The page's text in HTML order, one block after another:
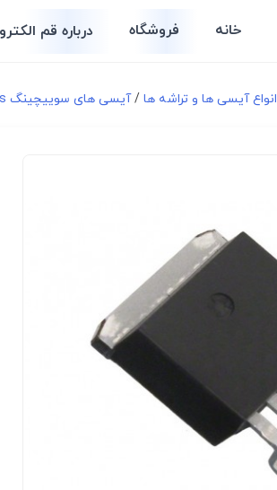
خانه فروشگاه درباره قم
انواع آیسی ها و تراشه ها /آیسی های سوییچینگ Switch ICs